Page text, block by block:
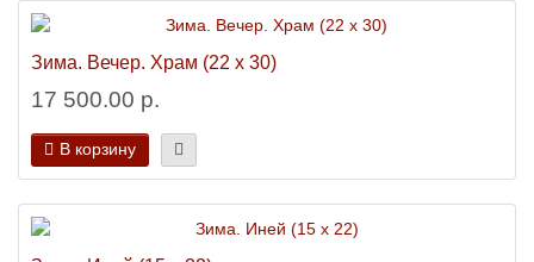
Зима. Вечер. Храм (22 х 30)
17 500.00 р.
В корзину